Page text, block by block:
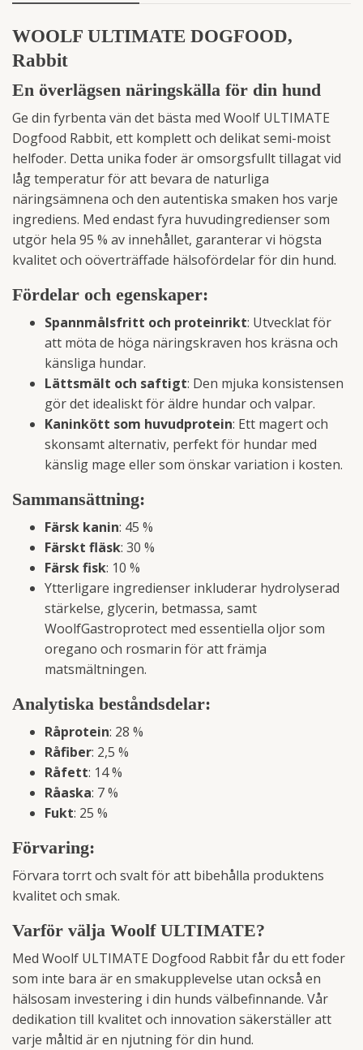
WOOLF ULTIMATE DOGFOOD,
Rabbit
En överlägsen näringskälla för din hund
Ge din fyrbenta vän det bästa med Woolf ULTIMATE
Dogfood Rabbit, ett komplett och delikat semi-moist
helfoder. Detta unika foder är omsorgsfullt tillagat vid
låg temperatur för att bevara de naturliga
näringsämnena och den autentiska smaken hos varje
ingrediens. Med endast fyra huvudingredienser som
utgör hela 95 % av innehållet, garanterar vi högsta
kvalitet och oöverträffade hälsofördelar för din hund.
Fördelar och egenskaper:
Spannmålsfritt och proteinrikt: Utvecklat för
att möta de höga näringskraven hos kräsna och
känsliga hundar.
Lättsmält och saftigt: Den mjuka konsistensen
gör det idealiskt för äldre hundar och valpar.
Kaninkött som huvudprotein: Ett magert och
skonsamt alternativ, perfekt för hundar med
känslig mage eller som önskar variation i kosten.
Sammansättning:
Färsk kanin: 45 %
Färskt fläsk: 30 %
Färsk fisk: 10 %
Ytterligare ingredienser inkluderar hydrolyserad
stärkelse, glycerin, betmassa, samt
WoolfGastroprotect med essentiella oljor som
oregano och rosmarin för att främja
matsmältningen.
Analytiska beståndsdelar:
Råprotein: 28 %
Råfiber: 2,5 %
Råfett: 14 %
Råaska: 7 %
Fukt: 25 %
Förvaring:
Förvara torrt och svalt för att bibehålla produktens
kvalitet och smak.
Varför välja Woolf ULTIMATE?
Med Woolf ULTIMATE Dogfood Rabbit får du ett foder
som inte bara är en smakupplevelse utan också en
hälsosam investering i din hunds välbefinnande. Vår
dedikation till kvalitet och innovation säkerställer att
varje måltid är en njutning för din hund.